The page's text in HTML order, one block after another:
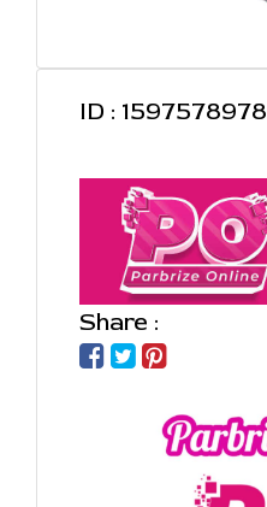
ID : 1597578978
Share :